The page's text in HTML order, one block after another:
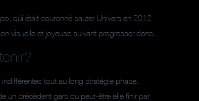
qui était couronné sauter Univers en 2012
visuelle et joyeuse suivant progresser dans.
tout au long stratégie phase.
un précédent gars ou peut-être elle finir par